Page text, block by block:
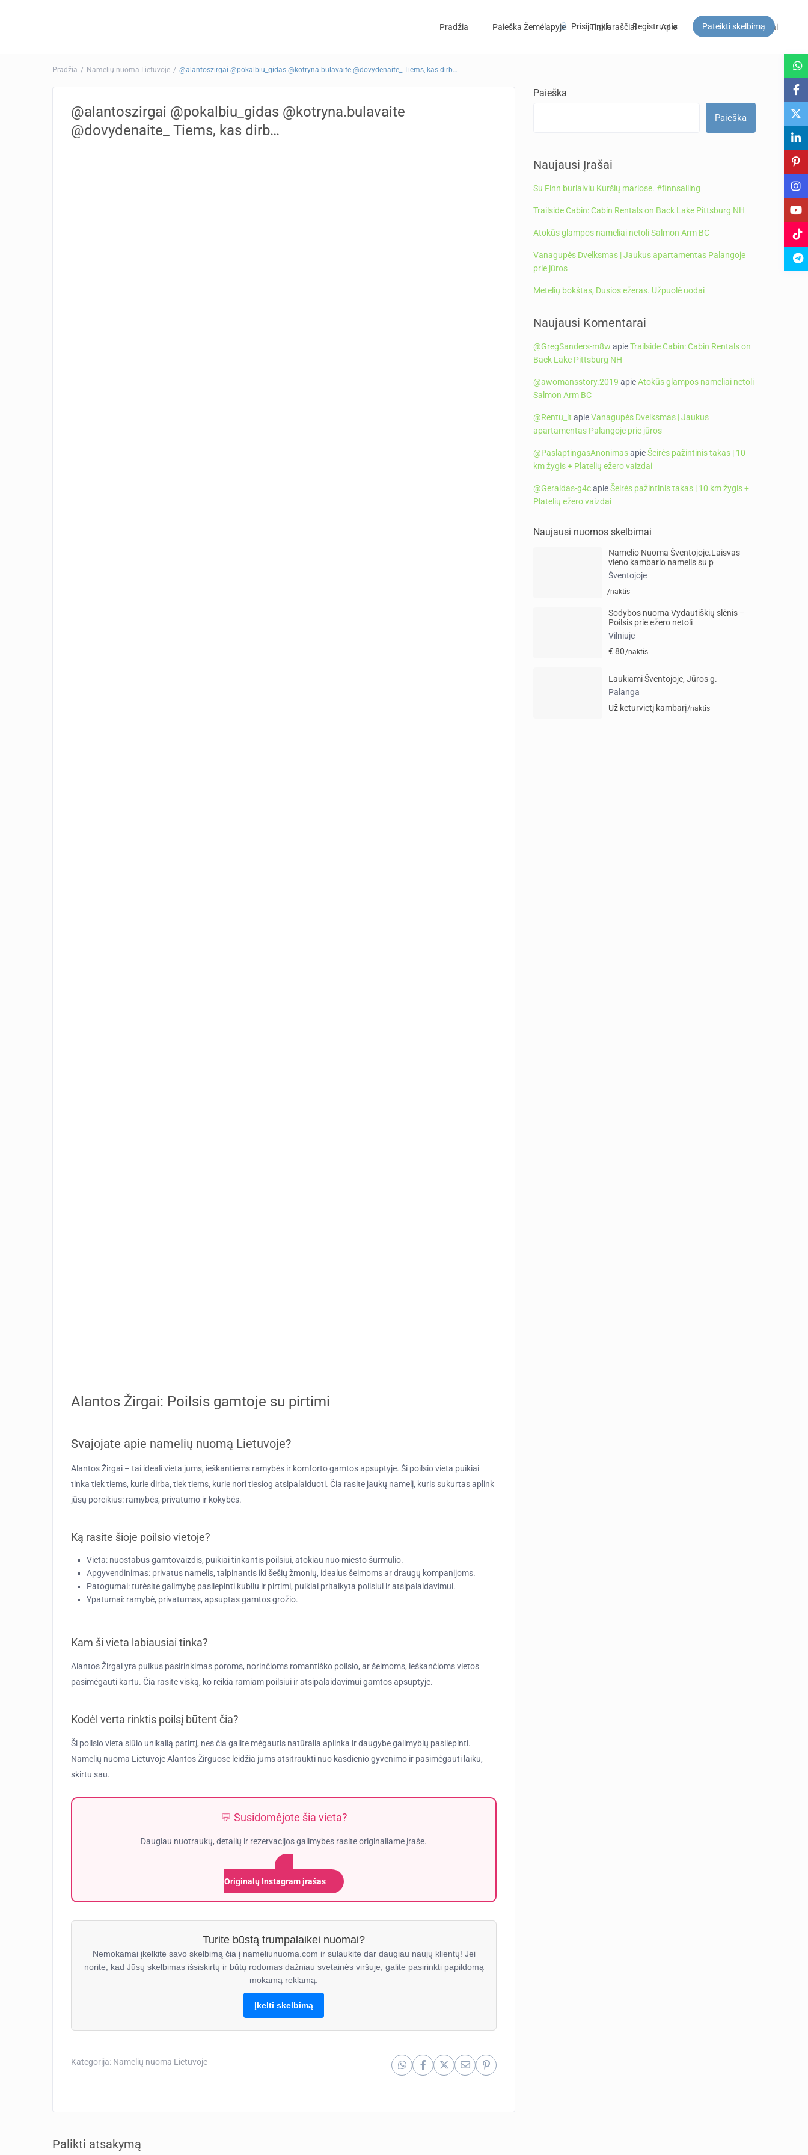
Pradžia Paieška Žemėlapyje Tinklaraščiai Apie DUK Kontaktai
Prisijungti Registruotis Pateikti skelbimą
Svečiai
Pradžia Namelių nuoma Lietuvoje @alantoszirgai @pokalbiu_gidas @kotryna.bulavaite @dovydenaite_ Tiems, kas dirb…
@alantoszirgai @pokalbiu_gidas @kotryna.bulavaite
@dovydenaite_ Tiems, kas dirb…
Alantos Žirgai: Poilsis gamtoje su pirtimi
Svajojate apie namelių nuomą Lietuvoje?
Alantos Žirgai – tai ideali vieta jums, ieškantiems ramybės ir komforto gamtos apsuptyje. Ši poilsio vieta puikiai
tinka tiek tiems, kurie dirba, tiek tiems, kurie nori tiesiog atsipalaiduoti. Čia rasite jaukų namelį, kuris sukurtas aplink
jūsų poreikius: ramybės, privatumo ir kokybės.
Ką rasite šioje poilsio vietoje?
Vieta: nuostabus gamtovaizdis, puikiai tinkantis poilsiui, atokiau nuo miesto šurmulio.
Apgyvendinimas: privatus namelis, talpinantis iki šešių žmonių, idealus šeimoms ar draugų kompanijoms.
Patogumai:turėsite galimybę pasilepinti kubilu ir pirtimi, puikiai pritaikyta poilsiui ir atsipalaidavimui.
Ypatumai: ramybė, privatumas, apsuptas gamtos grožio.
Kam ši vieta labiausiai tinka?
Alantos Žirgai yra puikus pasirinkimas poroms, norinčioms romantiško poilsio, ar šeimoms, ieškančioms vietos
pasimėgauti kartu. Čia rasite viską, ko reikia ramiam poilsiui ir atsipalaidavimui gamtos apsuptyje.
Kodėl verta rinktis poilsį būtent čia?
Ši poilsio vieta siūlo unikalią patirtį, nes čia galite mėgautis natūralia aplinka ir daugybe galimybių pasilepinti.
Namelių nuoma Lietuvoje Alantos Žirguose leidžia jums atsitraukti nuo kasdienio gyvenimo ir pasimėgauti laiku,
skirtu sau.
💬 Susidomėjote šia vieta?
Daugiau nuotraukų, detalių ir rezervacijos galimybes rasite originaliame įraše.
Originalų Instagram įrašas
Turite būstą trumpalaikei nuomai?
Nemokamai įkelkite savo skelbimą čia į nameliunuoma.com ir sulaukite dar daugiau naujų klientų! Jei
norite, kad Jūsų skelbimas išsiskirtų ir būtų rodomas dažniau svetainės viršuje, galite pasirinkti papildomą
mokamą reklamą.
Įkelti skelbimą
Kategorija: Namelių nuoma Lietuvoje
Palikti atsakymą
Paieška
Paieška
Naujausi Įrašai
Su Finn burlaiviu Kuršių mariose. #finnsailing
Trailside Cabin: Cabin Rentals on Back Lake Pittsburg NH
Atokūs glampos nameliai netoli Salmon Arm BC
Vanagupės Dvelksmas | Jaukus apartamentas Palangoje
prie jūros
Metelių bokštas, Dusios ežeras. Užpuolė uodai
Naujausi Komentarai
@GregSanders-m8w apieTrailside Cabin: Cabin Rentals on
Back Lake Pittsburg NH
@awomansstory.2019 apieAtokūs glampos nameliai netoli
Salmon Arm BC
@Rentu_lt apieVanagupės Dvelksmas | Jaukus
apartamentas Palangoje prie jūros
@PaslaptingasAnonimasapieŠeirės pažintinis takas | 10
km žygis + Platelių ežero vaizdai
@Geraldas-g4capieŠeirės pažintinis takas | 10 km žygis +
Platelių ežero vaizdai
Naujausi nuomos skelbimai
Namelio Nuoma Šventojoje.Laisvas
vieno kambario namelis su p
Šventojoje
/naktis
Sodybos nuoma Vydautiškių slėnis –
Poilsis prie ežero netoli
Vilniuje
€ 80/naktis
Laukiami Šventojoje, Jūros g.
Palanga
Už keturvietį kambarį/naktis